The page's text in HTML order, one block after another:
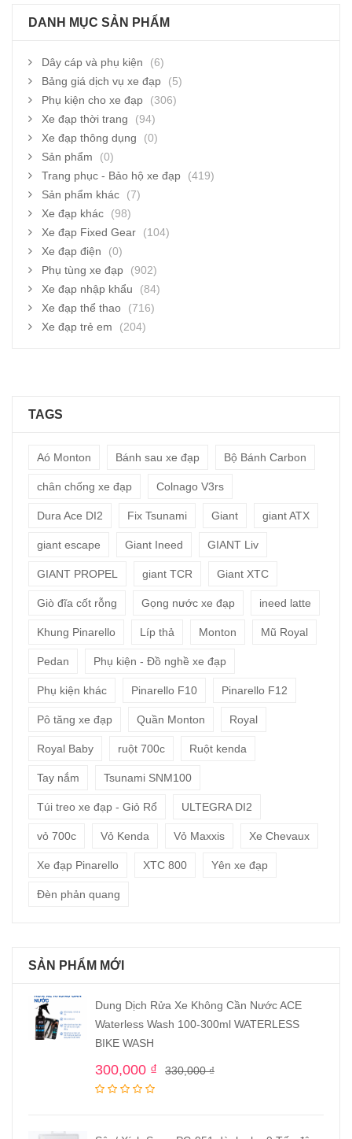
DANH MỤC SẢN PHẨM
Dây cáp và phụ kiện
(6)
Bảng giá dịch vụ xe đạp
(5)
Phụ kiện cho xe đạp
(306)
Xe đạp thời trang
(94)
Xe đạp thông dụng
(0)
Sản phẩm
(0)
Trang phục - Bảo hộ xe đạp
(419)
Sản phẩm khác
(7)
Xe đạp khác
(98)
Xe đạp Fixed Gear
(104)
Xe đạp điện
(0)
Phụ tùng xe đạp
(902)
Xe đạp nhập khẩu
(84)
Xe đạp thể thao
(716)
Xe đạp trẻ em
(204)
TAGS
Aó Monton Bánh sau xe đạp Bộ Bánh Carbon
chân chống xe đạp Colnago V3rs
Dura Ace DI2 Fix Tsunami Giant giant ATX
giant escape Giant Ineed GIANT Liv
GIANT PROPEL giant TCR Giant XTC
Giò đĩa cốt rỗng Gọng nước xe đạp ineed latte
Khung Pinarello Líp thả Monton Mũ Royal
Pedan Phụ kiện - Đồ nghề xe đạp
Phụ kiện khác Pinarello F10 Pinarello F12
Pô tăng xe đạp Quần Monton Royal
Royal Baby ruột 700c Ruột kenda
Tay nắm Tsunami SNM100
Túi treo xe đạp - Giỏ Rổ ULTEGRA DI2
vỏ 700c Vỏ Kenda Vỏ Maxxis Xe Chevaux
Xe đạp Pinarello XTC 800 Yên xe đạp
Đèn phản quang
SẢN PHẨM MỚI
Dung Dịch Rửa Xe Không Cần Nước ACE
Waterless Wash 100-300ml WATERLESS
BIKE WASH
330,000₫
300,000 ₫